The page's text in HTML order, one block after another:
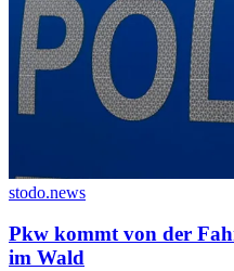
stodo.news
Pkw kommt von der
im Wald